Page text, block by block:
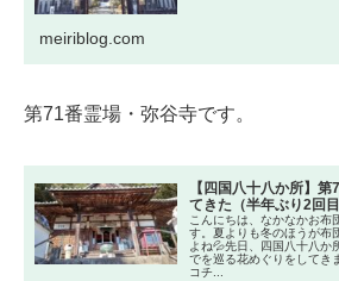
meiriblog.com
第71番霊場・弥谷寺です。
【四国八十八か所】
てきた（半年ぶり2回目
こんにちは、なかなかお布
す。夏よりも冬のほうが布
よね💦先日、四国八十八か
でを巡る花めぐりをしてき
コチ...